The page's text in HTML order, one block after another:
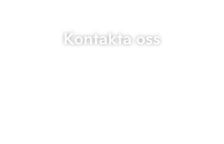
Kontakta oss